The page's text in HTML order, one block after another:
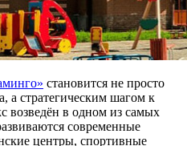
становится не просто
а стратегическим шагом к
возведён в одном из самых
современные
центры, спортивные